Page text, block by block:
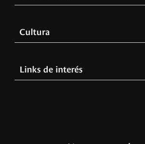
Cultura
Links de interés